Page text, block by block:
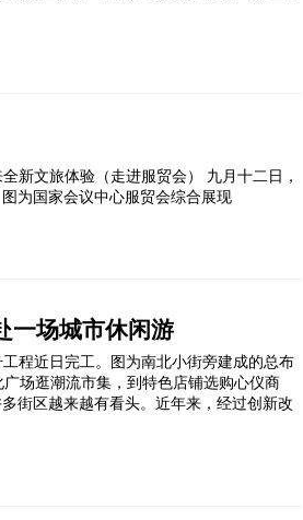
新文旅体验（走进服贸会） 九月十二日，
为国家会议中心服贸会综合展现
一场城市休闲游
程近日完工。图为南北小街旁建成的总布
场逛潮流市集，到特色店铺选购心仪商
街区越来越有看头。近年来，经过创新改